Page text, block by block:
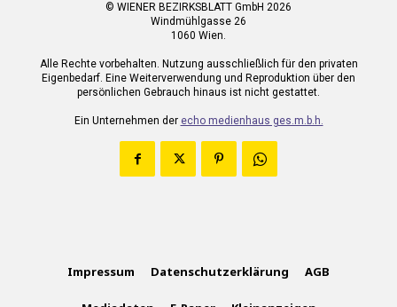
© WIENER BEZIRKSBLATT GmbH 2026
Windmühlgasse 26
1060 Wien.
Alle Rechte vorbehalten. Nutzung ausschließlich für den privaten
Eigenbedarf. Eine Weiterverwendung und Reproduktion über den
persönlichen Gebrauch hinaus ist nicht gestattet.
Ein Unternehmen der echo medienhaus ges.m.b.h.
Impressum Datenschutzerklärung AGB